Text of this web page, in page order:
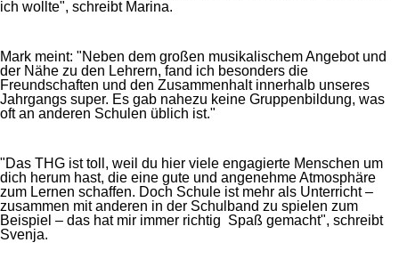
ich wollte", schreibt Marina.
Mark meint: "Neben dem großen musikalischem Angebot und
der Nähe zu den Lehrern, fand ich besonders die
Freundschaften und den Zusammenhalt innerhalb unseres
Jahrgangs super. Es gab nahezu keine Gruppenbildung, was
oft an anderen Schulen üblich ist."
"Das THG ist toll, weil du hier viele engagierte Menschen um
dich herum hast, die eine gute und angenehme Atmosphäre
zum Lernen schaffen. Doch Schule ist mehr als Unterricht –
zusammen mit anderen in der Schulband zu spielen zum
Beispiel – das hat mir immer richtig Spaß gemacht", schreibt
Svenja.